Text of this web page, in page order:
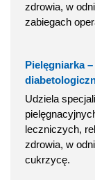
zdrowia, w
zabiegach
Pielęgniarka
Udziela
leczniczych,
zdrowia, w
cukrzycę.